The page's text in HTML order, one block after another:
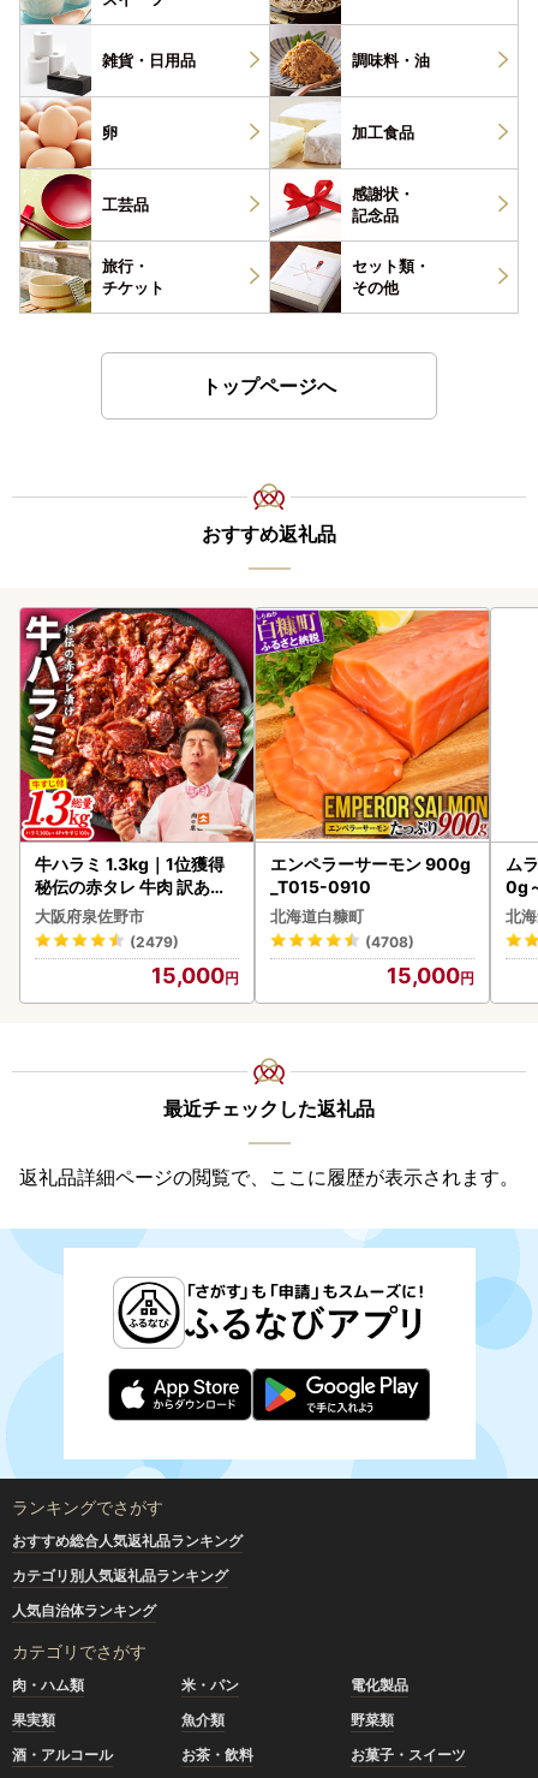
雑貨・ 日用品 調味料・ 油
卵 加工食品
工芸品
感謝状・
記念品
旅行・
チケット
セット類・
その他
トップページへ
おすすめ返礼品
牛ハラミ 1.3kg｜1位獲得
秘伝の赤タレ 牛肉 訳あり
焼肉 BBQ
大阪府泉佐野市
(2479)
15,000
エンペラーサーモン 900g
_T015-0910
北海道白糠町
(4708)
15,000
ム
0g
北
最近チェックした返礼品
返礼品詳細ページの閲覧で、ここに履歴が表示されます。
ランキングでさがす
おすすめ総合人気返礼品ランキング
カテゴリ別人気返礼品ランキング
人気自治体ランキング
カテゴリでさがす
肉・ハム類 米・パン
電化製品
果実類
魚介類
野菜類
酒・アルコール
お茶・飲料
お菓子・スイーツ